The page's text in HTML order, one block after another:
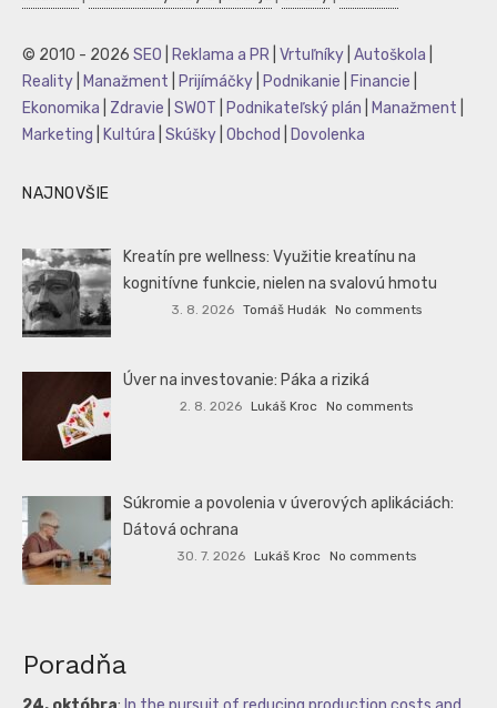
© 2010 - 2026 SEO Reklama a PR Vrtuľníky Autoškola
Reality
Manažment Prijímáčky Podnikanie Financie
Ekonomika
Zdravie SWOT Podnikateľský plán Manažment
Marketing
Kultúra Skúšky Obchod Dovolenka
NAJNOVŠIE
Kreatín pre wellness: Využitie kreatínu na
kognitívne funkcie, nielen na svalovú hmotu
3. 8. 2026 Tomáš Hudák No comments
Úver na investovanie: Páka a riziká
2. 8. 2026 Lukáš Kroc No comments
Súkromie a povolenia v úverových aplikáciách:
Dátová ochrana
30. 7. 2026 Lukáš Kroc No comments
Poradňa